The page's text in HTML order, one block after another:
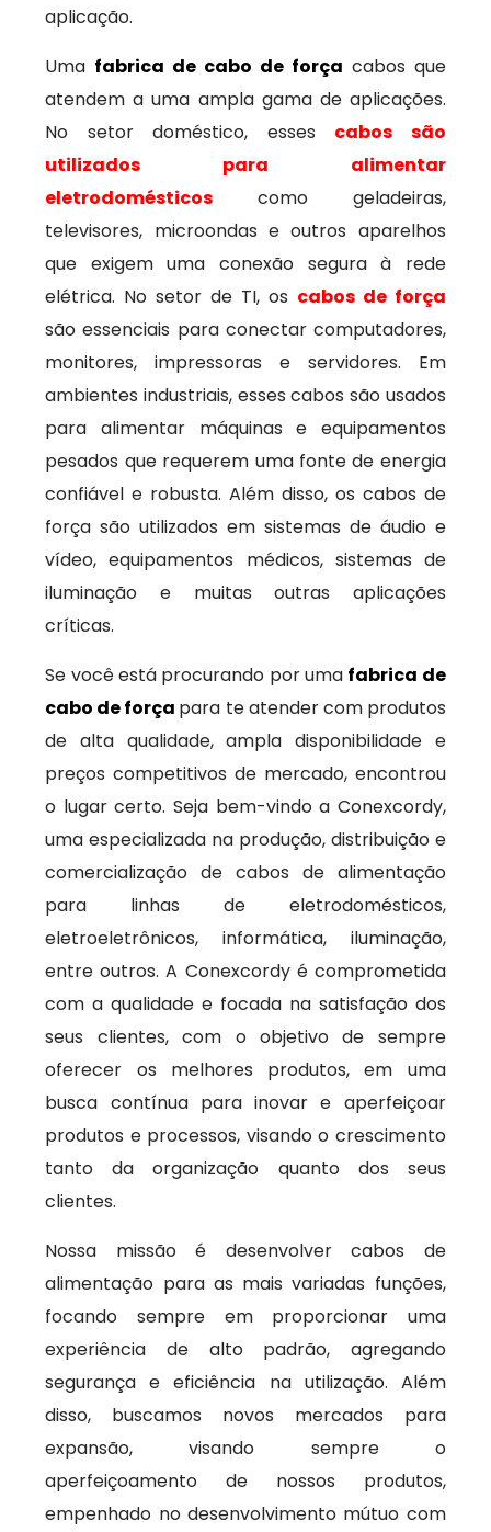
aplicação.
Uma fabrica de cabo de força cabos que
atendem a uma ampla gama de aplicações.
No setor doméstico, esses cabos são
utilizados para alimentar
eletrodomésticos como geladeiras,
televisores, microondas e outros aparelhos
que exigem uma conexão segura à rede
elétrica. No setor de TI, os cabos de força
são essenciais para conectar computadores,
monitores, impressoras e servidores. Em
ambientes industriais, esses cabos são usados
para alimentar máquinas e equipamentos
pesados que requerem uma fonte de energia
confiável e robusta. Além disso, os cabos de
força são utilizados em sistemas de áudio e
vídeo, equipamentos médicos, sistemas de
iluminação e muitas outras aplicações
críticas.
Se você está procurando por uma fabrica de
cabo de força para te atender com produtos
de alta qualidade, ampla disponibilidade e
preços competitivos de mercado, encontrou
o lugar certo. Seja bem-vindo a Conexcordy,
uma especializada na produção, distribuição e
comercialização de cabos de alimentação
para linhas de eletrodomésticos,
eletroeletrônicos, informática, iluminação,
entre outros. A Conexcordy é comprometida
com a qualidade e focada na satisfação dos
seus clientes, com o objetivo de sempre
oferecer os melhores produtos, em uma
busca contínua para inovar e aperfeiçoar
produtos e processos, visando o crescimento
tanto da organização quanto dos seus
clientes.
Nossa missão é desenvolver cabos de
alimentação para as mais variadas funções,
focando sempre em proporcionar uma
experiência de alto padrão, agregando
segurança e eficiência na utilização. Além
disso, buscamos novos mercados para
expansão, visando sempre o
aperfeiçoamento de nossos produtos,
empenhado no desenvolvimento mútuo com